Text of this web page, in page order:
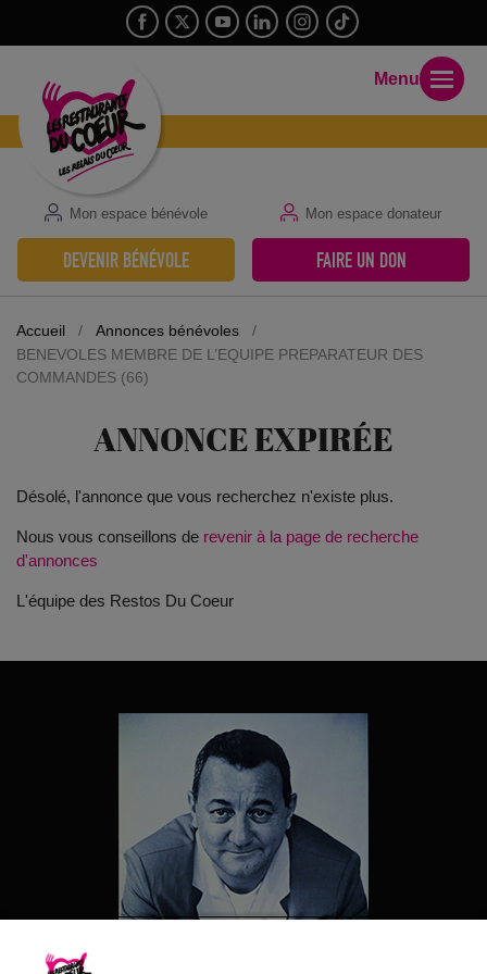
Mon espace bénévole Mon espace donateur
DEVENIR BÉNÉVOLE FAIRE UN DON
Menu
Accueil / Annonces bénévoles
/
BENEVOLES MEMBRE DE L’EQUIPE PREPARATEUR DES
COMMANDES (66)
ANNONCE EXPIRÉE
Désolé, l'annonce que vous recherchez n'existe plus.
Nous vous conseillons de revenir à la page de recherche
d'annonces
L'équipe des Restos Du Coeur